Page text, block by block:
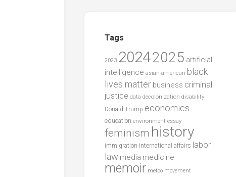
Tags
2023 20242025 artificial
intelligence asian american black
lives matter business criminal
justice data decolonization disability
Donald Trump economics
education environment essay
feminism history
immigration international affairs labor
law media medicine
memoir metoo movement